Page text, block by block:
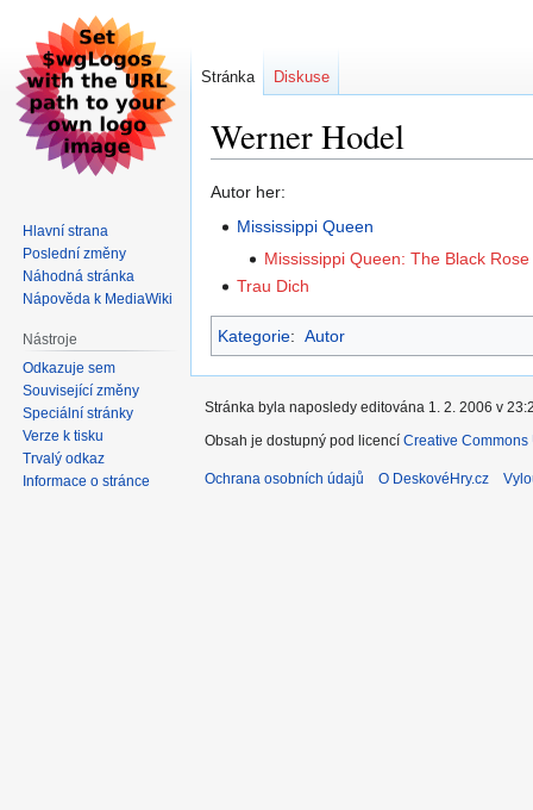
Werner Hodel
Skočit
Skočit
Autor her:
Mississippi Queen
Mississippi Queen: The Black Rose
Trau Dich
Kategorie: Autor
Stránka Diskuse
Hlavní strana
Poslední změny
Náhodná stránka
Nápověda k MediaWiki
Nástroje
Odkazuje sem
Související změny
Speciální stránky
Verze k tisku
Trvalý odkaz
Informace o stránce
Stránka byla naposledy editována 1. 2. 2006 v
Obsah je dostupný pod licencí Creative
Ochrana osobních údajů O DeskovéHry.cz